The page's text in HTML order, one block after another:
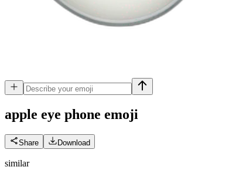
apple eye phone emoji
Share Download
similar